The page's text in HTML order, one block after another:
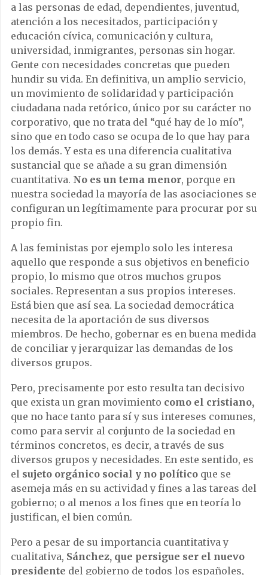
a las personas de edad, dependientes, juventud,
atención a los necesitados, participación y
educación cívica, comunicación y cultura,
universidad, inmigrantes, personas sin hogar.
Gente con necesidades concretas que pueden
hundir su vida. En definitiva, un amplio servicio,
un movimiento de solidaridad y participación
ciudadana nada retórico, único por su carácter no
corporativo, que no trata del “qué hay de lo mío”,
sino que en todo caso se ocupa de lo que hay para
los demás. Y esta es una diferencia cualitativa
sustancial que se añade a su gran dimensión
cuantitativa. No es un tema menor, porque en
nuestra sociedad la mayoría de las asociaciones se
configuran un legítimamente para procurar por su
propio fin.
A las feministas por ejemplo solo les interesa
aquello que responde a sus objetivos en beneficio
propio, lo mismo que otros muchos grupos
sociales. Representan a sus propios intereses.
Está bien que así sea. La sociedad democrática
necesita de la aportación de sus diversos
miembros. De hecho, gobernar es en buena medida
de conciliar y jerarquizar las demandas de los
diversos grupos.
Pero, precisamente por esto resulta tan decisivo
que exista un gran movimiento como el cristiano,
que no hace tanto para sí y sus intereses comunes,
como para servir al conjunto de la sociedad en
términos concretos, es decir, a través de sus
diversos grupos y necesidades. En este sentido, es
el sujeto orgánico social y no político que se
asemeja más en su actividad y fines a las tareas del
gobierno; o al menos a los fines que en teoría lo
justifican, el bien común.
Pero a pesar de su importancia cuantitativa y
cualitativa, Sánchez, que persigue ser el nuevo
presidente del gobierno de todos los españoles,